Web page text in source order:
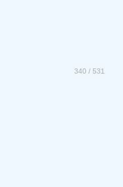
340 / 531